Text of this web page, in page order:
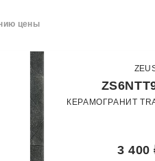
цены
КЕРАМОГРАНИТ
3 400